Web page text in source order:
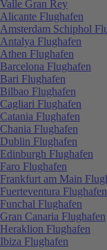
Valle Gran Rey
Alicante Flughafen
Amsterdam Schiphol
Antalya Flughafen
Athen Flughafen
Barcelona Flughafen
Bari Flughafen
Bilbao Flughafen
Cagliari Flughafen
Catania Flughafen
Chania Flughafen
Dublin Flughafen
Edinburgh Flughafen
Faro Flughafen
Frankfurt am Main
Fuerteventura Flughafen
Funchal Flughafen
Gran Canaria Flughafen
Heraklion Flughafen
Ibiza Flughafen